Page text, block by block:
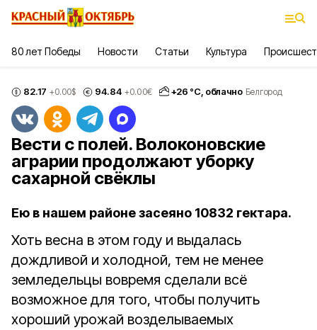
80 лет Победы Новости Статьи Культура
82.17 +0.00$ 94.84 +0.00€ +26 °С, облачно Белгород
Вести с полей. Волоконовские
аграрии продолжают уборку
сахарной свёклы
Ею в нашем районе засеяно 10832 гектара.
Хоть весна в этом году и выдалась
дождливой и холодной, тем не менее
земледельцы вовремя сделали всё
возможное для того, чтобы получить
хороший урожай возделываемых